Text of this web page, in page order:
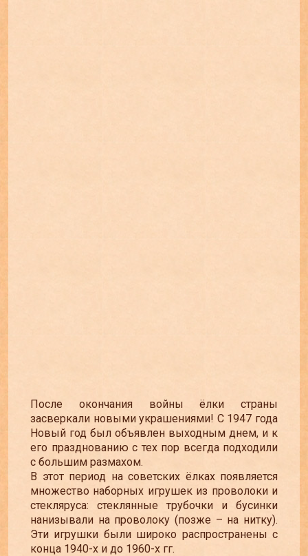
После окончания войны ёлки страны
засверкали новыми украшениями! С 1947 года
Новый год был объявлен выходным днем, и к
его празднованию с тех пор всегда подходили
с большим размахом.
В этот период на советских ёлках появляется
множество наборных игрушек из проволоки и
стекляруса: стеклянные трубочки и бусинки
нанизывали на проволоку (позже – на нитку).
Эти игрушки были широко распространены с
конца 1940-х и до 1960-х гг.